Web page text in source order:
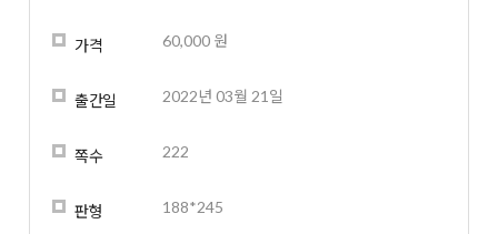
가격 60,000 원
출간일 2022년 03월 21일
쪽수 222
판형 188*245